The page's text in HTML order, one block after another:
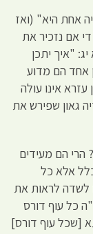
אחת היא" (ואז
זה די אם נזכיר את
"איך יתכן
אחד הם מדוע
עזרא אינו עולה
גאון שפירש את
הרי הם מעידים
אלא כל
לשדה לראות את
כל עוף דורס
[שכל עוף דורס]